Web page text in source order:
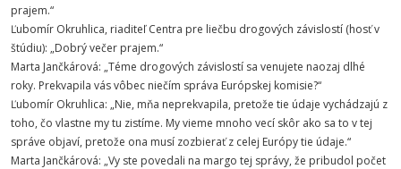
prajem.“
Ľubomír Okruhlica, riaditeľ Centra pre liečbu drogových závislostí (hosť v
štúdiu): „Dobrý večer prajem.“
Marta Jančkárová: „Téme drogových závislostí sa venujete naozaj dlhé
roky. Prekvapila vás vôbec niečím správa Európskej komisie?“
Ľubomír Okruhlica: „Nie, mňa neprekvapila, pretože tie údaje vychádzajú z
toho, čo vlastne my tu zistíme. My vieme mnoho vecí skôr ako sa to v tej
správe objaví, pretože ona musí zozbierať z celej Európy tie údaje.“
Marta Jančkárová: „Vy ste povedali na margo tej správy, že pribudol počet